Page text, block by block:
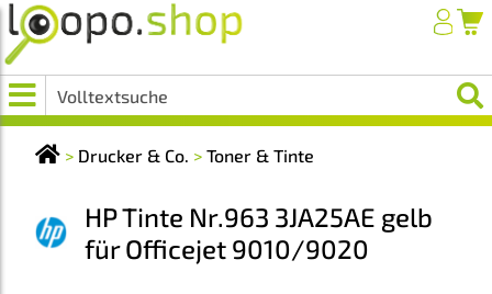
> Drucker & Co. > Toner & Tinte
HP Tinte Nr.963 3JA25AE gelb
für Officejet 9010/9020